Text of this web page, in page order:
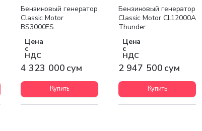
Бесплатная доставка
Бензиновый генератор
Classic Motor
BS3000ES
Цена
с
НДС
4 323 000 сум
Купить
Бесплатная доставка
Бензиновый генератор
Classic Motor CL12000A
Thunder
Цена
с
НДС
2 947 500 сум
Купить